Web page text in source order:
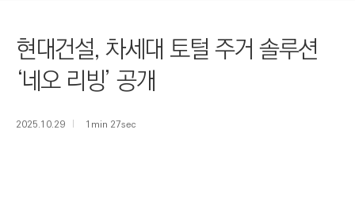
N
E
E
R
현대건설, 차세대 토털 주거 솔루션
‘네오 리빙’ 공개
2025.10.29 1min 27sec